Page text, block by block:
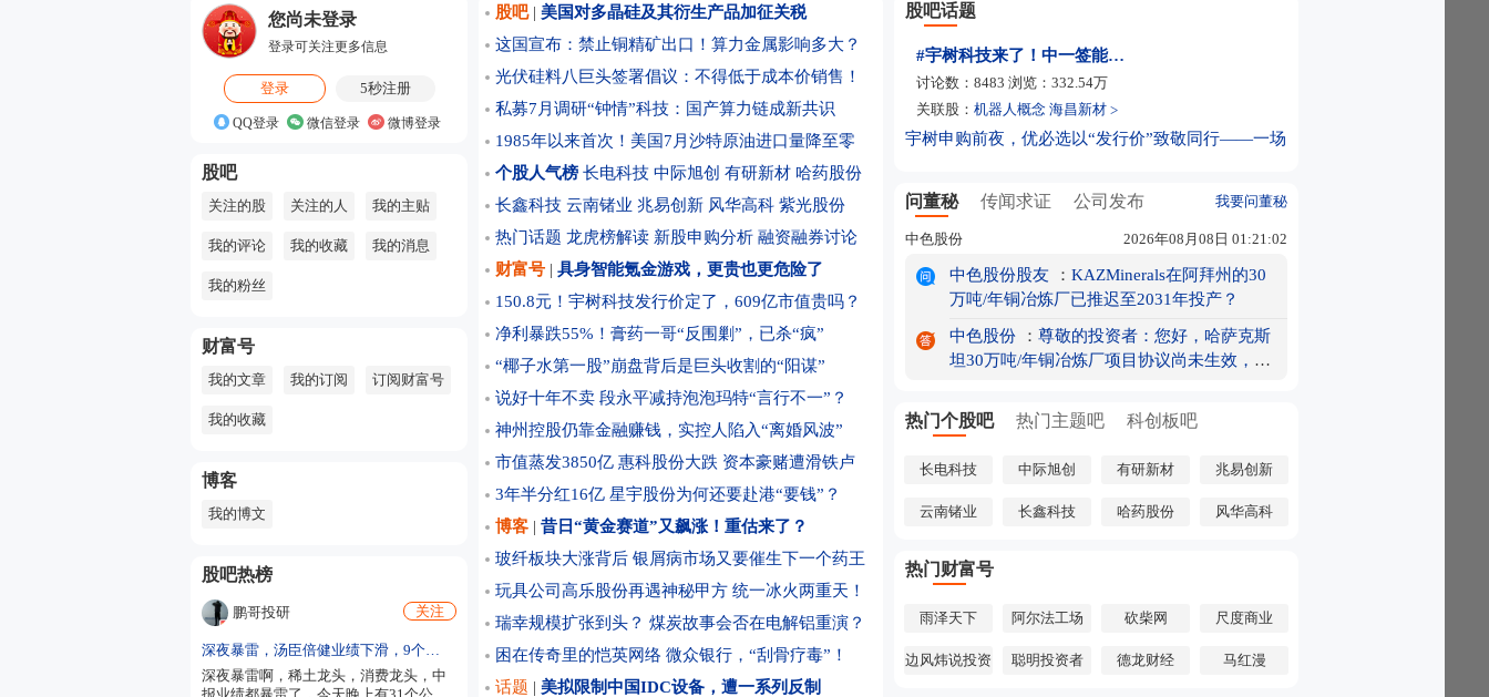
深交所：本周对近期股价严重异常波动的传智教育、
高争民爆重点监控
总规模全球第一！我国核电分布一览
一签10万？两只高价新股中签难
上交所：本周对爱丽家居等严重异常波动股票进行重
点监控
特朗普将召集全球部分大型矿业公司高管开会
加快
因严重违纪违法 金融监管总局原局长李云泽被罢免全
国人大代表
CRO订单料加速！产业链个股梳理
全球资管巨头唱多新兴市场！外资最新观点来了
8月7日龙虎榜复盘：中国稀土净买额居首
宇树科技回应美国机器人销售禁令：不会影响现有主
连涨4天！中证全指年线由跌转涨 市场量能同步回暖
哪些板块仍年内领跑？
8月7日北向资金最新动向（附十大成交股）
改名“最多两倍做多海力士”首周 灵活杠杆了吗？表现
如何？
宇树科技IPO路演 王兴兴：让智能机器人更早、更好
方”
摩根大通继续加仓中际旭创H股 持股比例升至15.02%
度出台股东回报方案
马斯克要抢移动通信市场？电信巨头掌门人：星链威
您尚未登录
登录可关注更多信息
登录 5秒注册
QQ登录 微信登录 微博登录
股吧
关注的股 关注的人 我的主贴
我的评论 我的收藏 我的消息
我的粉丝
财富号
我的文章 我的订阅 订阅财富号
我的收藏
博客
我的博文
股吧热榜
鹏哥投研 关注
深夜暴雷，汤臣倍健业绩下滑，9个业绩暴雷，22个业绩增长
深夜暴雷啊，稀土龙头，消费龙头，中
股吧| 美国对多晶硅及其衍生产品加征关税
这国宣布：禁止铜精矿出口！算力金属影响多大？
光伏硅料八巨头签署倡议：不得低于成本价销售！
私募7月调研“钟情”科技：国产算力链成新共识
1985年以来首次！美国7月沙特原油进口量降至零
个股人气榜 长电科技 中际旭创 有研新材 哈药股份
长鑫科技 云南锗业 兆易创新 风华高科 紫光股份
热门话题 龙虎榜解读 新股申购分析 融资融券讨论
财富号 | 具身智能氪金游戏，更贵也更危险了
150.8元！宇树科技发行价定了，609亿市值贵吗？
净利暴跌55%！膏药一哥“反围剿”，已杀“疯”
“椰子水第一股”崩盘背后是巨头收割的“阳谋”
说好十年不卖 段永平减持泡泡玛特“言行不一”？
神州控股仍靠金融赚钱，实控人陷入“离婚风波”
市值蒸发3850亿 惠科股份大跌 资本豪赌遭滑铁卢
3年半分红16亿 星宇股份为何还要赴港“要钱”？
博客 | 昔日“黄金赛道”又飙涨！重估来了？
玻纤板块大涨背后 银屑病市场又要催生下一个药王
玩具公司高乐股份再遇神秘甲方 统一冰火两重天！
瑞幸规模扩张到头？ 煤炭故事会否在电解铝重演？
困在传奇里的恺英网络 微众银行，“刮骨疗毒”！
话题 | 美拟限制中国IDC设备，遭一系列反制
股吧话题
#宇树科技来了！中一签能赚多少？#
讨论数： 8483 浏览： 332.54万
关联股： 机器人概念 海昌新材 >
宇树申购前夜，优必选以“发行价”致敬同行——一场
问董秘 传闻求证 公司发布 我要问董秘
中色股份 2026年08月08日 01:21:02
中色股份股友 ： KAZMinerals在阿拜州的30
万吨/年铜冶炼厂已推迟至2031年投产？
中色股份 ： 尊敬的投资者：您好，哈萨克斯
坦30万吨/年铜冶炼厂项目协议尚未生效，如
格按照有关规定及时履行信息披露义务。感
谢您的关注！
热门个股吧 热门主题吧 科创板吧
长电科技 中际旭创 有研新材 兆易创新
云南锗业 长鑫科技 哈药股份 风华高科
热门财富号
雨泽天下 阿尔法工场 砍柴网 尺度商业
边风炜说投资 聪明投资者 德龙财经 马红漫